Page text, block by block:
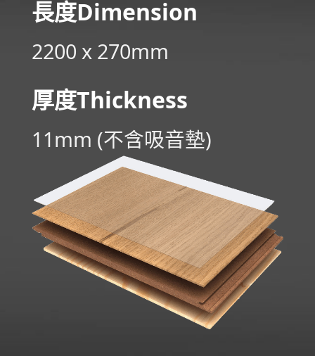
長度Di­men­sion
2200 x 270mm
厚度Thickness
11mm (不含吸音墊)